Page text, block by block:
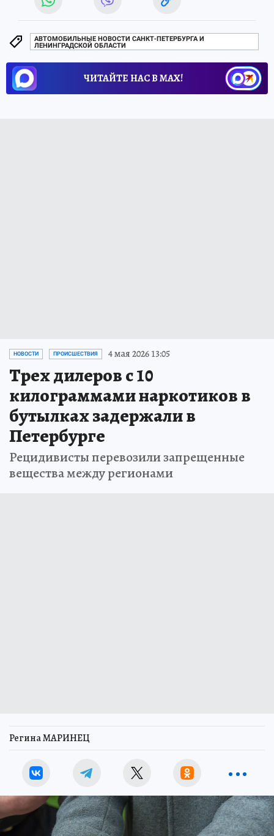
АВТОМОБИЛЬНЫЕ НОВОСТИ САНКТ-ПЕТЕРБУРГА И
ЛЕНИНГРАДСКОЙ ОБЛАСТИ
ЧИТАЙТЕ НАС В МАХ!
НОВОСТИ ПРОИСШЕСТВИЯ 4 мая 2026 13:05
Трех дилеров с 10
килограммами наркотиков в
бутылках задержали в
Петербурге
Рецидивисты перевозили запрещенные
вещества между регионами
Регина МАРИНЕЦ